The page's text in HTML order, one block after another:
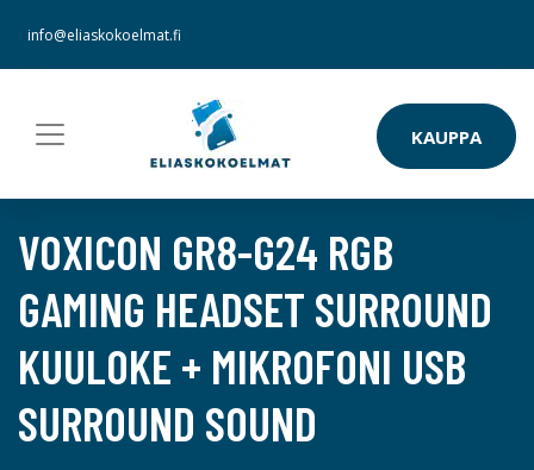
info@eliaskokoelmat.fi
KAUPPA
VOXICON GR8-G24 RGB
GAMING HEADSET SURROUND
KUULOKE + MIKROFONI USB
SURROUND SOUND